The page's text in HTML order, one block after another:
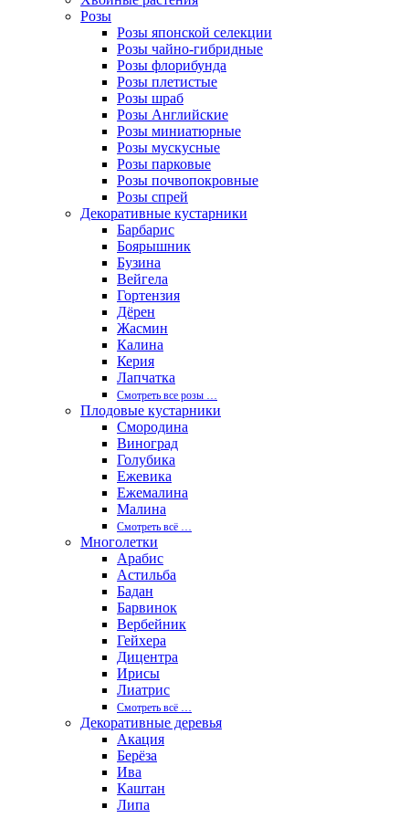
Розы
Розы японской селекции
Розы чайно-гибридные
Розы флорибунда
Розы плетистые
Розы шраб
Розы Английские
Розы миниатюрные
Розы мускусные
Розы парковые
Розы почвопокровные
Розы спрей
Декоративные кустарники
Барбарис
Боярышник
Бузина
Вейгела
Гортензия
Дёрен
Жасмин
Калина
Керия
Лапчатка
Смотреть все розы …
Плодовые кустарники
Смородина
Виноград
Голубика
Ежевика
Ежемалина
Малина
Смотреть вcё …
Многолетки
Арабис
Астильба
Бадан
Барвинок
Вербейник
Гейхера
Дицентра
Ирисы
Лиатрис
Смотреть вcё …
Декоративные деревья
Акация
Берёза
Ива
Каштан
Липа